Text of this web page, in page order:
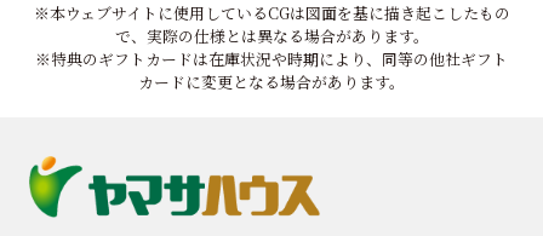
※本ウェブサイトに使用しているCGは図面を基に描き起こしたもの
で、実際の仕様とは異なる場合があります。
※特典のギフトカードは在庫状況や時期により、同等の他社ギフト
カードに変更となる場合があります。